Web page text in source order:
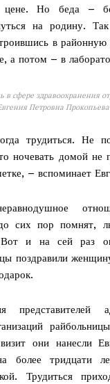
Но беда –
на родину.
в районную
а потом – в
в сфере здравоохранения
Петровна Прокопьева
трудиться. Не
ночевать домой не
– вспоминает
сих пор помнят,
Вот и на сей раз
поздравили
они нанесли
более тридцати
Трудиться